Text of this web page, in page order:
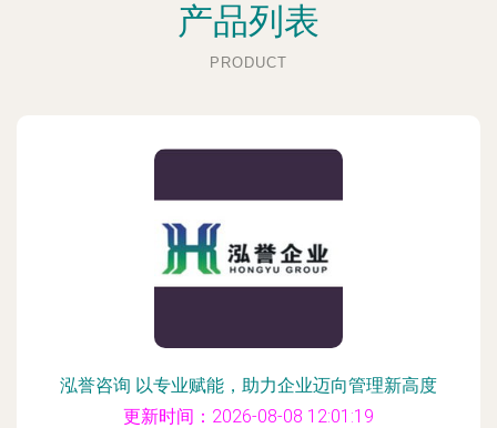
产品列表
PRODUCT
泓誉咨询 以专业赋能，助力企业迈向管理新高度
更新时间：2026-08-08 12:01:19